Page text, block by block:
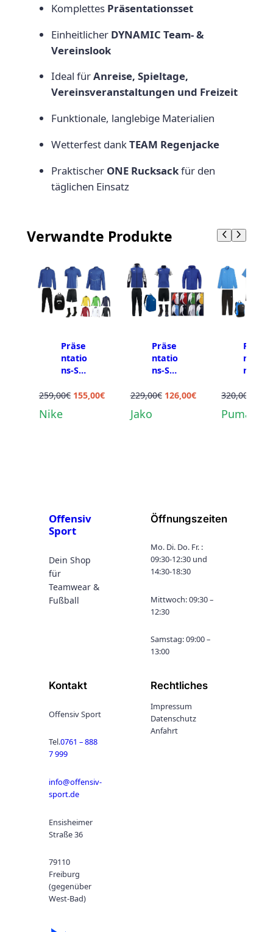
Komplettes Präsentationsset
Einheitlicher DYNAMIC Team- &
Vereinslook
Ideal fürAnreise, Spieltage,
Vereinsveranstaltungen und Freizeit
Funktionale, langlebige Materialien
Wetterfest dankTEAM Regenjacke
Praktischer ONE Rucksackfür den
täglichen Einsatz
Verwandte Produkte
Präse
ntatio
ns-Set
EMY
SENIO
259,00€ Ursprünglicher
155,00€Aktueller
Nike
Präse
ntatio
ns-Set
MIC
229,00€ Ursprünglicher
126,00€Aktueller
Jako
Präse
ntatio
ns-Set
SENIO
10
320,00
Puma
Offensiv
Sport
Dein Shop
für
Teamwear &
Fußball
Öffnungszeiten
Mo. Di. Do. Fr. :
09:30-12:30 und
14:30-18:30
Mittwoch: 09:30 –
12:30
Samstag: 09:00 –
13:00
Kontakt
Offensiv Sport
Tel.0761 – 888
7 999
info@offensiv-
sport.de
Ensisheimer
Straße 36
79110
Freiburg
(gegenüber
West-Bad)
Rechtliches
Impressum
Datenschutz
Anfahrt